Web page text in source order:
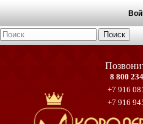
8 800
+7 916
+7 916